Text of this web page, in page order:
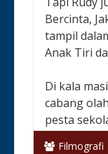
Bercinta,
tampil
Anak Tiri
Di kala
cabang
pesta
Filmografi